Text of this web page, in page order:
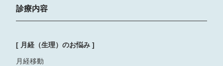
診療内容
[ 月経（生理）のお悩み ]
月経移動